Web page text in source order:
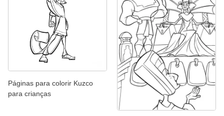
Páginas para colorir Kuzco
para crianças